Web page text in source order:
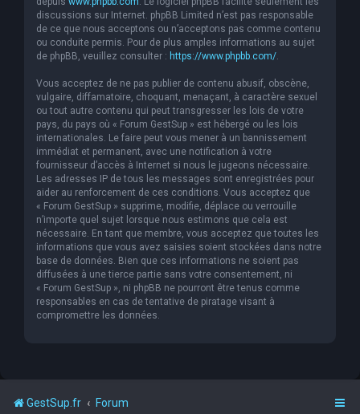
discussions sur Internet. phpBB Limited n’est pas responsable
de ce que nous acceptons ou n’acceptons pas comme contenu
ou conduite permis. Pour de plus amples informations au sujet
de phpBB, veuillez consulter : https://www.phpbb.com/.
Vous acceptez de ne pas publier de contenu abusif, obscène,
vulgaire, diffamatoire, choquant, menaçant, à caractère sexuel
ou tout autre contenu qui peut transgresser les lois de votre
pays, du pays où « Forum GestSup » est hébergé ou les lois
internationales. Le faire peut vous mener à un bannissement
immédiat et permanent, avec une notification à votre
fournisseur d’accès à Internet si nous le jugeons nécessaire.
Les adresses IP de tous les messages sont enregistrées pour
aider au renforcement de ces conditions. Vous acceptez que
« Forum GestSup » supprime, modifie, déplace ou verrouille
n’importe quel sujet lorsque nous estimons que cela est
nécessaire. En tant que membre, vous acceptez que toutes les
informations que vous avez saisies soient stockées dans notre
base de données. Bien que ces informations ne soient pas
diffusées à une tierce partie sans votre consentement, ni
« Forum GestSup », ni phpBB ne pourront être tenus comme
responsables en cas de tentative de piratage visant à
compromettre les données.
GestSup.fr Forum